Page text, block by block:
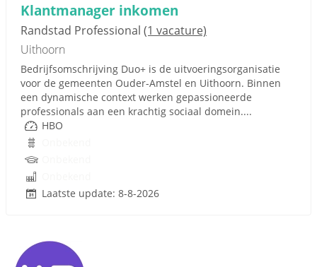
Klantmanager inkomen
Randstad Professional (1 vacature)
Uithoorn
Bedrijfsomschrijving Duo+ is de uitvoeringsorganisatie
voor de gemeenten Ouder-Amstel en Uithoorn. Binnen
een dynamische context werken gepassioneerde
professionals aan een krachtig sociaal domein....
HBO
Laatste update: 8-8-2026